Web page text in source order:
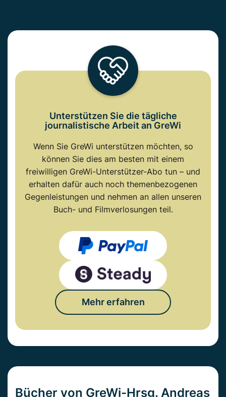
Unterstützen Sie die tägliche
journalistische Arbeit an GreWi
Wenn Sie GreWi unterstützen möchten, so
können Sie dies am besten mit einem
freiwilligen GreWi-Unterstützer-Abo tun – und
erhalten dafür auch noch themenbezogenen
Gegenleistungen und nehmen an allen unseren
Buch- und Filmverlosungen teil.
Mehr erfahren
Bücher von GreWi-Hrsg. Andreas